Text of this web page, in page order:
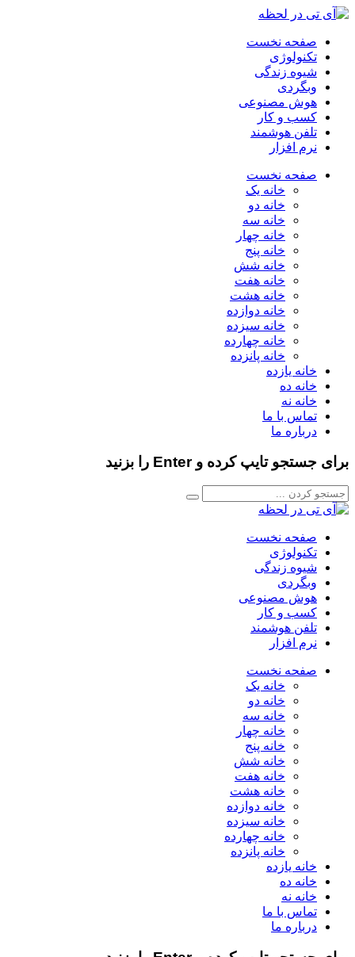
صفحه نخست
تکنولوژی
شیوه زندگی
وبگردی
هوش مصنوعی
کسب و کار
تلفن هوشمند
نرم افزار
صفحه نخست
خانه یک
خانه دو
خانه سه
خانه چهار
خانه پنج
خانه شش
خانه هفت
خانه هشت
خانه دوازده
خانه سیزده
خانه چهارده
خانه پانزده
خانه یازده
خانه ده
خانه نه
تماس با ما
درباره ما
برای جستجو تایپ کرده و Enter را بزنید
صفحه نخست
تکنولوژی
شیوه زندگی
وبگردی
هوش مصنوعی
کسب و کار
تلفن هوشمند
نرم افزار
صفحه نخست
خانه یک
خانه دو
خانه سه
خانه چهار
خانه پنج
خانه شش
خانه هفت
خانه هشت
خانه دوازده
خانه سیزده
خانه چهارده
خانه پانزده
خانه یازده
خانه ده
خانه نه
تماس با ما
درباره ما